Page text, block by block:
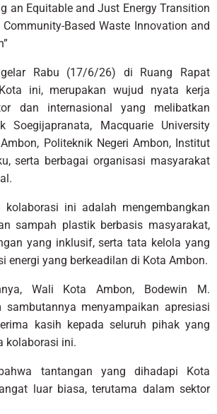
an Equitable and Just Energy Transition
Based Waste Innovation and
Rabu (17/6/26) di Ruang Rapat
ini, merupakan wujud nyata kerja
dan internasional yang melibatkan
Soegijapranata, Macquarie University
Politeknik Negeri Ambon, Institut
serta berbagai organisasi masyarakat
ini adalah mengembangkan
sampah plastik berbasis masyarakat,
yang inklusif, serta tata kelola yang
energi yang berkeadilan di Kota Ambon.
Wali Kota Ambon, Bodewin M.
sambutannya menyampaikan apresiasi
kasih kepada seluruh pihak yang
kolaborasi ini.
tantangan yang dihadapi Kota
luar biasa, terutama dalam sektor